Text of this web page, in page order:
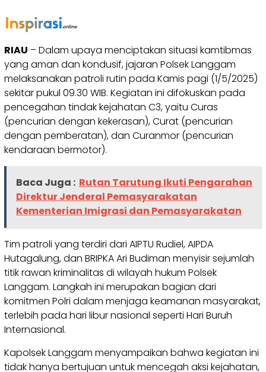
RIAU – Dalam upaya menciptakan situasi kamtibmas
yang aman dan kondusif, jajaran Polsek Langgam
melaksanakan patroli rutin pada Kamis pagi (1/5/2025)
sekitar pukul 09.30 WIB. Kegiatan ini difokuskan pada
pencegahan tindak kejahatan C3, yaitu Curas
(pencurian dengan kekerasan), Curat (pencurian
dengan pemberatan), dan Curanmor (pencurian
kendaraan bermotor).
Baca Juga : Rutan Tarutung Ikuti Pengarahan
Direktur Jenderal Pemasyarakatan
Kementerian Imigrasi dan Pemasyarakatan
Tim patroli yang terdiri dari AIPTU Rudiel, AIPDA
Hutagalung, dan BRIPKA Ari Budiman menyisir sejumlah
titik rawan kriminalitas di wilayah hukum Polsek
Langgam. Langkah ini merupakan bagian dari
komitmen Polri dalam menjaga keamanan masyarakat,
terlebih pada hari libur nasional seperti Hari Buruh
Internasional.
Kapolsek Langgam menyampaikan bahwa kegiatan ini
tidak hanya bertujuan untuk mencegah aksi kejahatan,